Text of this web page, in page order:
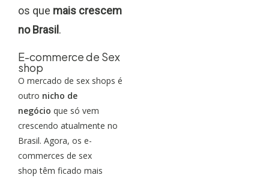
os que mais crescem
no Brasil.
E-commerce de Sex
shop
O mercado de sex shops é
outro nicho de
negócio que só vem
crescendo atualmente no
Brasil. Agora, os e-
commerces de sex
shop têm ficado mais